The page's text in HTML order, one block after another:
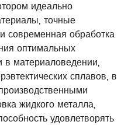
идеально
точные
современная обработка
оптимальных
в материаловедении,
сплавов, в
жидкого металла,
удовлетворять